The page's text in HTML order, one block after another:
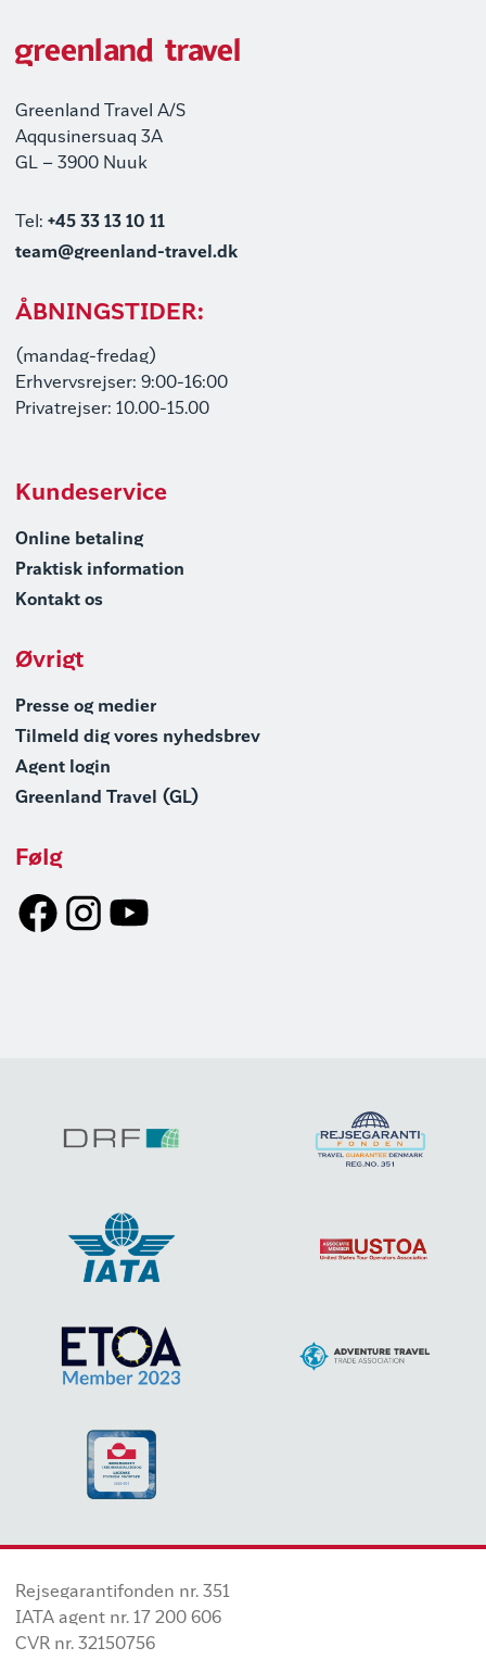
Greenland Travel A/S
Aqqusinersuaq 3A
GL – 3900 Nuuk
Tel: +45 33 13 10 11
team@greenland-travel.dk
ÅBNINGSTIDER:
(mandag-fredag)
Erhvervsrejser: 9:00-16:00
Privatrejser: 10.00-15.00
Kundeservice
Online betaling
Praktisk information
Kontakt os
Øvrigt
Presse og medier
Tilmeld dig vores nyhedsbrev
Agent login
Greenland Travel (GL)
Følg
Rejsegarantifonden nr. 351
IATA agent nr. 17 200 606
CVR nr. 32150756